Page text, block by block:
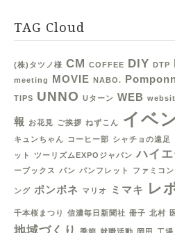
TAG Cloud
(株)タツノ様 CM COFFEE DIY DTP
meeting
MOVIE NABO.
TIPS UNNO Uターン WEB
報 お花見 ご挨拶 ねずこん イベ
キュンちゃん コーヒー部 シャチョの遠足
ット
ツーリズムEXPOジャパン ハイ
ーブックス パン パンフレット ファミコン
ング ポンポネ マリオ ミマキ レ
千本桜まつり 信濃毎日新聞社 冊子 北村
地域づくり 季節 就職活動 岡田 工場